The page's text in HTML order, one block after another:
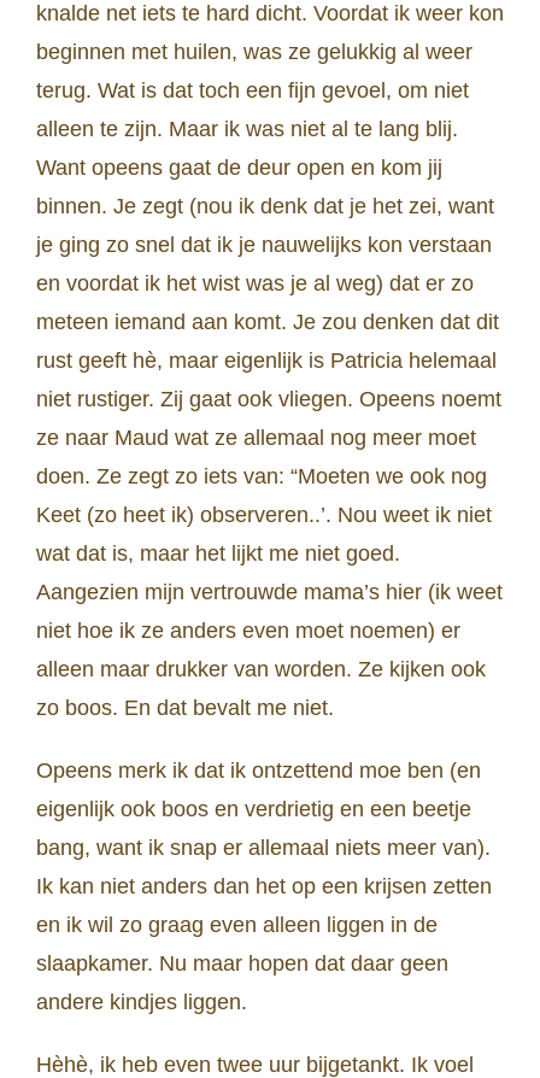
knalde net iets te hard dicht. Voordat ik weer kon
beginnen met huilen, was ze gelukkig al weer
terug. Wat is dat toch een fijn gevoel, om niet
alleen te zijn. Maar ik was niet al te lang blij.
Want opeens gaat de deur open en kom jij
binnen. Je zegt (nou ik denk dat je het zei, want
je ging zo snel dat ik je nauwelijks kon verstaan
en voordat ik het wist was je al weg) dat er zo
meteen iemand aan komt. Je zou denken dat dit
rust geeft hè, maar eigenlijk is Patricia helemaal
niet rustiger. Zij gaat ook vliegen. Opeens noemt
ze naar Maud wat ze allemaal nog meer moet
doen. Ze zegt zo iets van: “Moeten we ook nog
Keet (zo heet ik) observeren..’. Nou weet ik niet
wat dat is, maar het lijkt me niet goed.
Aangezien mijn vertrouwde mama’s hier (ik weet
niet hoe ik ze anders even moet noemen) er
alleen maar drukker van worden. Ze kijken ook
zo boos. En dat bevalt me niet.
Opeens merk ik dat ik ontzettend moe ben (en
eigenlijk ook boos en verdrietig en een beetje
bang, want ik snap er allemaal niets meer van).
Ik kan niet anders dan het op een krijsen zetten
en ik wil zo graag even alleen liggen in de
slaapkamer. Nu maar hopen dat daar geen
andere kindjes liggen.
Hèhè, ik heb even twee uur bijgetankt. Ik voel